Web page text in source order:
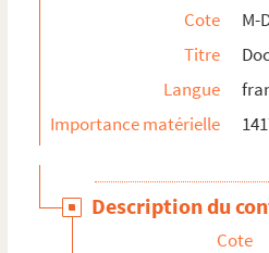
Faidherbe - 1896
Cote
M-
Titre
Langue
Importance matérielle
Description du
Cote